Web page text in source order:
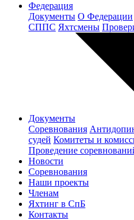
Федерация
Документы О Федерации
СППС Яхтсмены
Документы
Соревнования
судей Комитеты и
Проведение
Новости
Соревнования
Наши проекты
Членам
Яхтинг в СпБ
Контакты